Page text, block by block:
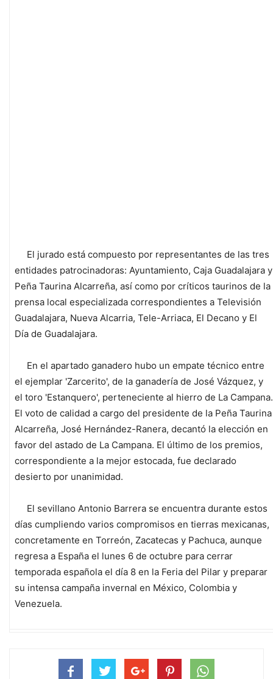
El jurado está compuesto por representantes de las tres
entidades patrocinadoras: Ayuntamiento, Caja Guadalajara y
Peña Taurina Alcarreña, así como por críticos taurinos de la
prensa local especializada correspondientes a Televisión
Guadalajara, Nueva Alcarria, Tele-Arriaca, El Decano y El
Día de Guadalajara.
En el apartado ganadero hubo un empate técnico entre
el ejemplar 'Zarcerito', de la ganadería de José Vázquez, y
el toro 'Estanquero', perteneciente al hierro de La Campana.
El voto de calidad a cargo del presidente de la Peña Taurina
Alcarreña, José Hernández-Ranera, decantó la elección en
favor del astado de La Campana. El último de los premios,
correspondiente a la mejor estocada, fue declarado
desierto por unanimidad.
El sevillano Antonio Barrera se encuentra durante estos
días cumpliendo varios compromisos en tierras mexicanas,
concretamente en Torreón, Zacatecas y Pachuca, aunque
regresa a España el lunes 6 de octubre para cerrar
temporada española el día 8 en la Feria del Pilar y preparar
su intensa campaña invernal en México, Colombia y
Venezuela.